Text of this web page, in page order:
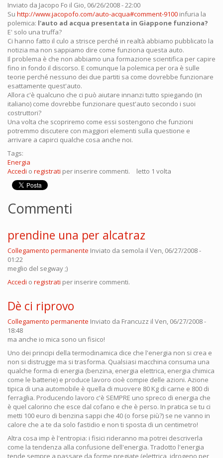
Inviato da Jacopo Fo il Gio, 06/26/2008 - 22:00
Su http://www.jacopofo.com/auto-acqua#comment-9100 infuria la
polemica: l'auto ad acqua presentata in Giappone funziona?
E' solo una truffa?
Ci hanno fatto il culo a strisce perché in realtà abbiamo pubblicato la
notizia ma non sappiamo dire come funziona questa auto.
Il problema è che non abbiamo una formazione scientifica per capire
fino in fondo il discorso. E comunque la polemica per ora è sulle
teorie perché nessuno dei due partiti sa come dovrebbe funzionare
esattamente quest'auto.
Allora c'è qualcuno che ci può aiutare innanzi tutto spiegando (in
italiano) come dovrebbe funzionare quest'auto secondo i suoi
costruttori?
Una volta che scopriremo come essi sostengono che funzioni
potremmo discutere con maggiori elementi sulla questione e
arrivare a capirci qualche cosa anche noi.
Tags:
Energia
Accedi o registrati per inserire commenti. letto 1 volta
Commenti
prendine una per alcatraz
Collegamento permanente Inviato da semola il Ven, 06/27/2008 -
01:22
meglio del segway ;)
Accedi o registrati per inserire commenti.
Dè ci riprovo
Collegamento permanente Inviato da Francuzz il Ven, 06/27/2008 -
18:48
ma anche io mica sono un fisico!
Uno dei principi della termodinamica dice che l'energia non si crea e
non si distrugge ma si trasforma. Qualsiasi macchina consuma una
qualche forma di energia (benzina, energia elettrica, energia chimica
come le batterie) e produce lavoro cioè compie delle azioni. Azione
tipica di una automobile è quella di muovere 80 Kg di carne e 800 di
ferraglia. Producendo lavoro c'è SEMPRE uno spreco di energia che
è quel calorino che esce dal cofano e che è perso. In pratica se tu ci
metti 100 euro di benzina sappi che 40 (o forse più?) se ne vanno in
calore che a te da solo fastidio e non ti sposta di un centimetro!
Altra cosa imp è l'entropia: i fisici rideranno ma potrei descriverla
come la tendenza alla confusione dell'energia. Tradotto l'energia
tende sempre a passare da forme pregiate (elettrica, idrogeno per